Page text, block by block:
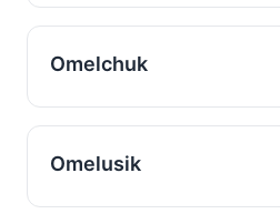
Omelchuk
Omelusik